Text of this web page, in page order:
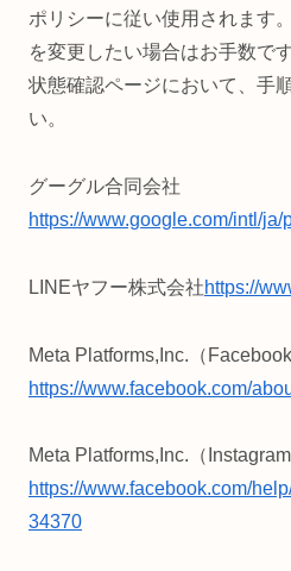
ポリシーに従い使用されます
を変更したい場合はお手数で
状態確認ページにおいて、手
い。
グーグル合同会社
https://www.google.com/intl/
LINEヤフー株式会社https://
Meta Platforms,Inc.（Facebook
https://www.facebook.com/
Meta Platforms,Inc.（Instagram
https://www.facebook.com/
34370